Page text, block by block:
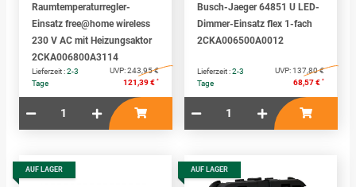
Raumtemperaturregler-
Einsatz free@home wireless
230 V AC mit Heizungsaktor
2CKA006800A3114
Lieferzeit :2-3
Tage
UVP:243,95 €
121,39 € *
Busch-Jaeger 64851 U LED-
Dimmer-Einsatz flex 1-fach
2CKA006500A0012
Lieferzeit :2-3
Tage
UVP:137,80 €
68,57 € *
AUF LAGER AUF LAGER